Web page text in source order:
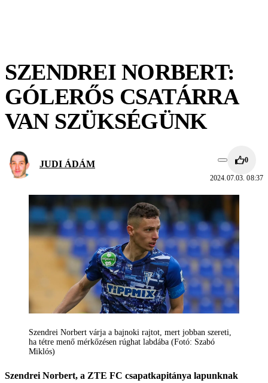
SZENDREI NORBERT:
GÓLERŐS CSATÁRRA
VAN SZÜKSÉGÜNK
JUDI ÁDÁM 0
2024.07.03. 08:37
Szendrei Norbert várja a bajnoki rajtot, mert jobban szereti,
ha tétre menő mérkőzésen rúghat labdába (Fotó: Szabó
Miklós)
Szendrei Norbert, a ZTE FC csapatkapitánya lapunknak